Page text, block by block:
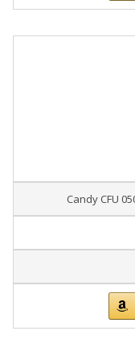
Candy CFU